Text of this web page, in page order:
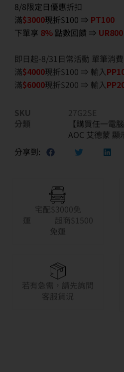
8/8限定日優惠折扣
滿$3000現折$100 ⇒ PT100
下單享 8% 點數回饋 ⇒ UR800
即日起-8/31日常活動 單筆消費
滿$4000現折$100 ⇒ 輸入
滿$6000現折$200 ⇒ 輸入
SKU
27G2SE
分類
【購買任一電
AOC 艾德蒙 顯
分享到:
宅配$3000免
運 超商$1500
免運
若有急需，請先詢問
客服貨況